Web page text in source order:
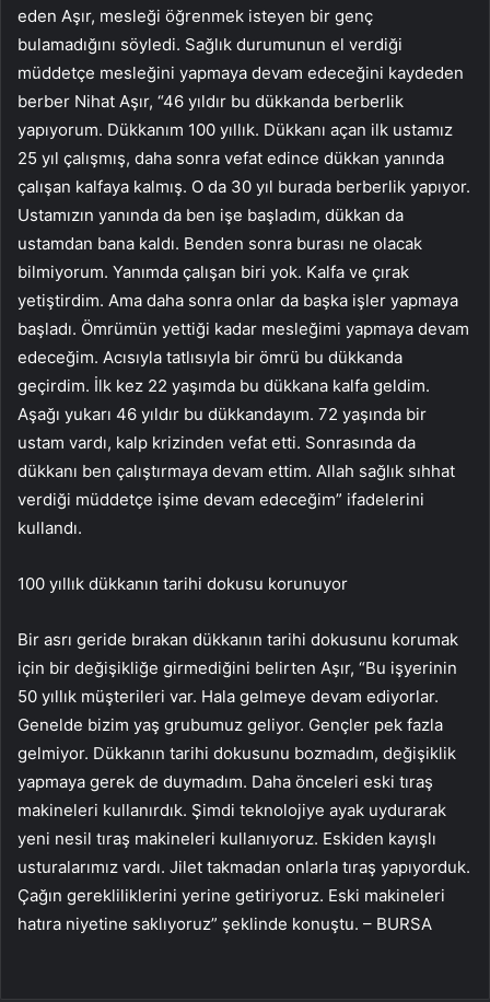
eden Aşır, mesleği öğrenmek isteyen bir genç
bulamadığını söyledi. Sağlık durumunun el verdiği
müddetçe mesleğini yapmaya devam edeceğini kaydeden
berber Nihat Aşır, “46 yıldır bu dükkanda berberlik
yapıyorum. Dükkanım 100 yıllık. Dükkanı açan ilk ustamız
25 yıl çalışmış, daha sonra vefat edince dükkan yanında
çalışan kalfaya kalmış. O da 30 yıl burada berberlik yapıyor.
Ustamızın yanında da ben işe başladım, dükkan da
ustamdan bana kaldı. Benden sonra burası ne olacak
bilmiyorum. Yanımda çalışan biri yok. Kalfa ve çırak
yetiştirdim. Ama daha sonra onlar da başka işler yapmaya
başladı. Ömrümün yettiği kadar mesleğimi yapmaya devam
edeceğim. Acısıyla tatlısıyla bir ömrü bu dükkanda
geçirdim. İlk kez 22 yaşımda bu dükkana kalfa geldim.
Aşağı yukarı 46 yıldır bu dükkandayım. 72 yaşında bir
ustam vardı, kalp krizinden vefat etti. Sonrasında da
dükkanı ben çalıştırmaya devam ettim. Allah sağlık sıhhat
verdiği müddetçe işime devam edeceğim” ifadelerini
kullandı.
100 yıllık dükkanın tarihi dokusu korunuyor
Bir asrı geride bırakan dükkanın tarihi dokusunu korumak
için bir değişikliğe girmediğini belirten Aşır, “Bu işyerinin
50 yıllık müşterileri var. Hala gelmeye devam ediyorlar.
Genelde bizim yaş grubumuz geliyor. Gençler pek fazla
gelmiyor. Dükkanın tarihi dokusunu bozmadım, değişiklik
yapmaya gerek de duymadım. Daha önceleri eski tıraş
makineleri kullanırdık. Şimdi teknolojiye ayak uydurarak
yeni nesil tıraş makineleri kullanıyoruz. Eskiden kayışlı
usturalarımız vardı. Jilet takmadan onlarla tıraş yapıyorduk.
Çağın gerekliliklerini yerine getiriyoruz. Eski makineleri
hatıra niyetine saklıyoruz” şeklinde konuştu. – BURSA